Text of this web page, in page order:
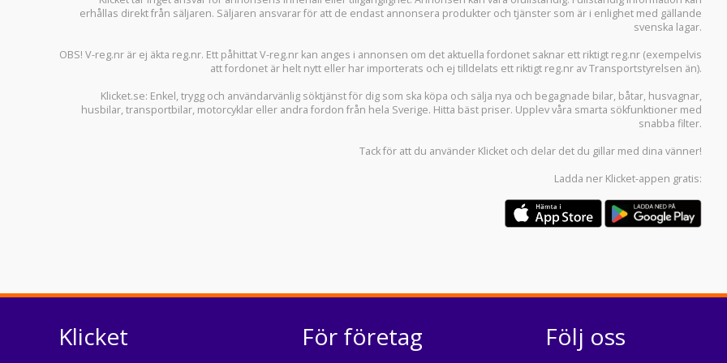
erhållas direkt från säljaren. Säljaren ansvarar för att de endast annonsera produkter och tjänster som är i enlighet med gällande
svenska lagar.
OBS! V-reg.nr är ej äkta reg.nr. Ett påhittat V-reg.nr kan anges i annonsen om det aktuella fordonet saknar ett riktigt reg.nr (exempelvis
att fordonet är helt nytt eller har importerats och ej tilldelats ett riktigt reg.nr av Transportstyrelsen än).
Klicket.se: Enkel, trygg och användarvänlig söktjänst för dig som ska köpa och sälja nya och begagnade bilar, båtar, husvagnar,
husbilar,transportbilar, motorcyklar eller andra fordon från hela Sverige. Hitta bäst priser. Upplev våra smarta sökfunktioner med
snabba filter.
Tack för att du använder Klicket och delar det du gillar med dina vänner!
Ladda ner Klicket-appen gratis:
Klicket För företag Följ oss